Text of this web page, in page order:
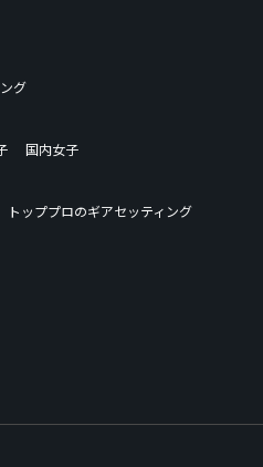
グ
国内女子
トッププロのギアセッティング